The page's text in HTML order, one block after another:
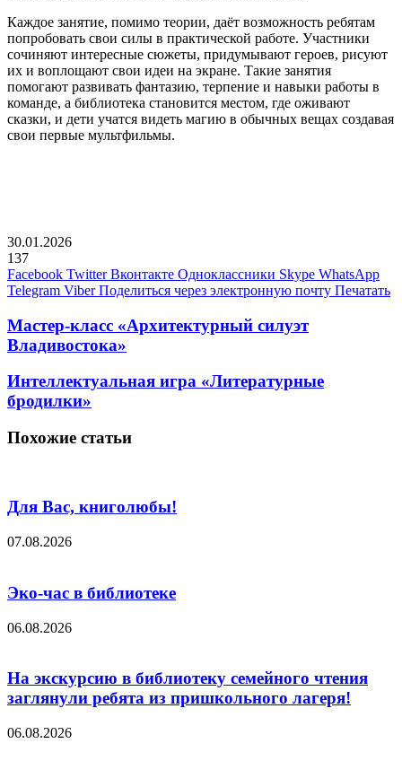
Каждое занятие, помимо теории, даёт возможность ребятам
попробовать свои силы в практической работе. Участники
сочиняют интересные сюжеты, придумывают героев, рисуют
их и воплощают свои идеи на экране. Такие занятия
помогают развивать фантазию, терпение и навыки работы в
команде, а библиотека становится местом, где оживают
сказки, и дети учатся видеть магию в обычных вещах создавая
свои первые мультфильмы.
30.01.2026
137
Facebook Twitter Вконтакте Одноклассники Skype WhatsApp
Telegram Viber Поделиться через электронную почту Печатать
Мастер-класс «Архитектурный силуэт
Владивостока»
Интеллектуальная игра «Литературные
бродилки»
Похожие статьи
Для Вас, книголюбы!
07.08.2026
Эко-час в библиотеке
06.08.2026
На экскурсию в библиотеку семейного чтения
заглянули ребята из пришкольного лагеря!
06.08.2026